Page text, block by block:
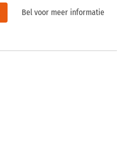
Bel voor meer informatie